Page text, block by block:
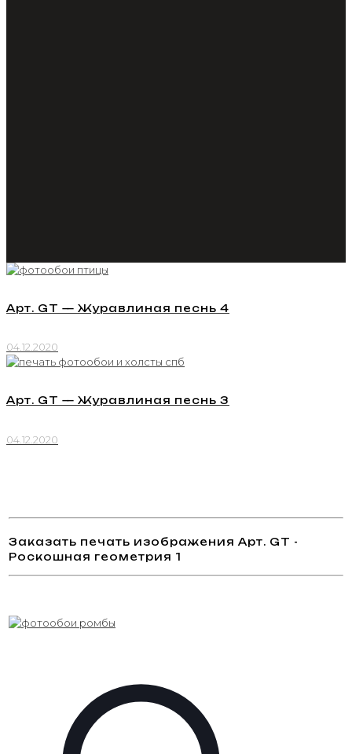
Арт. GT — Журавлиная песнь 4
04.12.2020
Арт. GT — Журавлиная песнь 3
04.12.2020
Заказать печать изображения Арт. GT -
Роскошная геометрия 1